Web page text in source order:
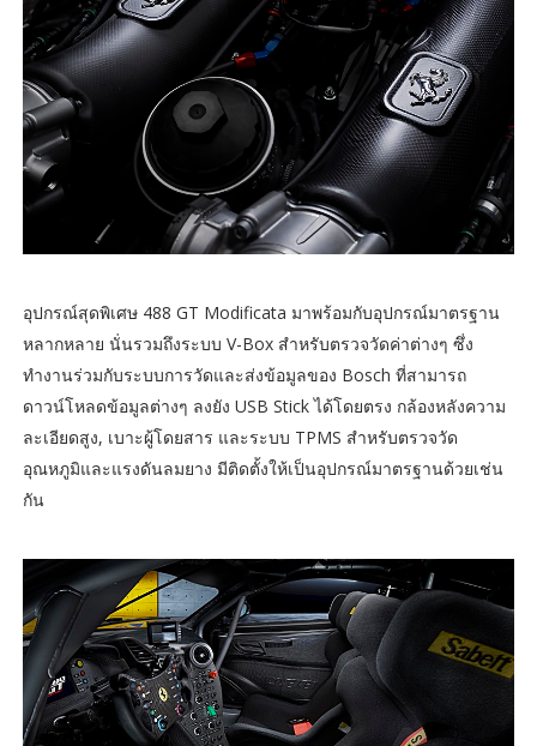
อุปกรณ์สุดพิเศษ 488 GT Modificata มาพร้อมกับอุปกรณ์มาตรฐาน
หลากหลาย นั่นรวมถึงระบบ V-Box สำหรับตรวจวัดค่าต่างๆ ซึ่ง
ทำงานร่วมกับระบบการวัดและส่งข้อมูลของ Bosch ที่สามารถ
ดาวน์โหลดข้อมูลต่างๆ ลงยัง USB Stick ได้โดยตรง กล้องหลังความ
ละเอียดสูง, เบาะผู้โดยสาร และระบบ TPMS สำหรับตรวจวัด
อุณหภูมิและแรงดันลมยาง มีติดตั้งให้เป็นอุปกรณ์มาตรฐานด้วยเช่น
กัน